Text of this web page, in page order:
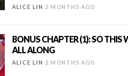
ALICE LIN 2 MONTHS AGO
BONUS CHAPTER (1): SO THIS
ALL ALONG
ALICE LIN 2 MONTHS AGO